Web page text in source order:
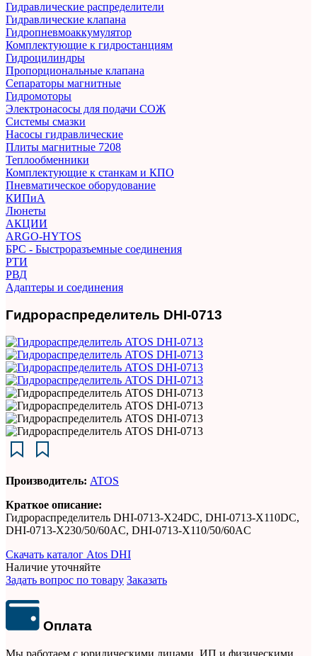
Гидравлические распределители
Гидравлические клапана
Гидропневмоаккумулятор
Комплектующие к гидростанциям
Гидроцилиндры
Пропорциональные клапана
Сепараторы магнитные
Гидромоторы
Электронасосы для подачи СОЖ
Системы смазки
Насосы гидравлические
Плиты магнитные 7208
Теплообменники
Комплектующие к станкам и КПО
Пневматическое оборудование
КИПиА
Люнеты
АКЦИИ
ARGO-HYTOS
БРС - Быстроразъемные соединения
РТИ
РВД
Адаптеры и соединения
Гидрораспределитель DHI-0713
Производитель: ATOS
Краткое описание:
Гидрораспределитель DHI-0713-X24DC, DHI-0713-X110DC,
DHI-0713-X230/50/60AC, DHI-0713-X110/50/60AC
Скачать каталог Atos DHI
Наличие уточняйте
Задать вопрос по товару Заказать
Оплата
Мы работаем с юридическими лицами, ИП и физическими